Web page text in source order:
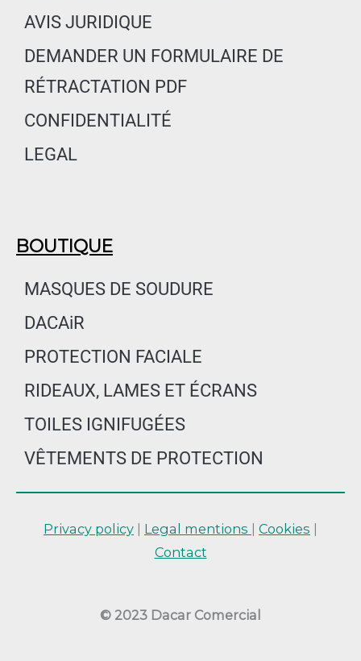
k
m
AVIS JURIDIQUE
DEMANDER UN FORMULAIRE DE
RÉTRACTATION PDF
CONFIDENTIALITÉ
LEGAL
BOUTIQUE
MASQUES DE SOUDURE
DACAiR
PROTECTION FACIALE
RIDEAUX, LAMES ET ÉCRANS
TOILES IGNIFUGÉES
VÊTEMENTS DE PROTECTION
© 2023 Dacar Comercial
Privacy policy Legal mentions Cookies
Contact